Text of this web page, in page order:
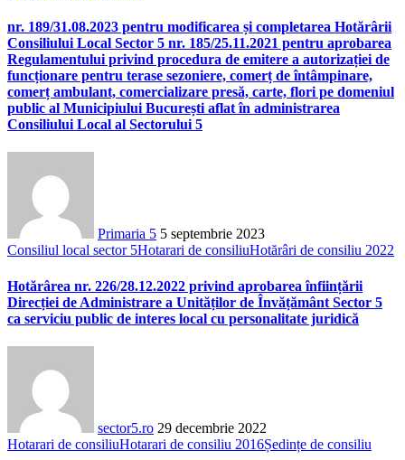
nr. 189/31.08.2023 pentru modificarea și completarea Hotărârii
Consiliului Local Sector 5 nr. 185/25.11.2021 pentru aprobarea
Regulamentului privind procedura de emitere a autorizației de
funcționare pentru terase sezoniere, comerț de întâmpinare,
comerț ambulant, comercializare presă, carte, flori pe domeniul
public al Municipiului București aflat în administrarea
Consiliului Local al Sectorului 5
Primaria 5 5 septembrie 2023
Consiliul local sector 5Hotarari de consiliuHotărâri de consiliu 2022
Hotărârea nr. 226/28.12.2022 privind aprobarea înființării
Direcției de Administrare a Unităților de Învățământ Sector 5
ca serviciu public de interes local cu personalitate juridică
sector5.ro 29 decembrie 2022
Hotarari de consiliuHotarari de consiliu 2016Ședințe de consiliu